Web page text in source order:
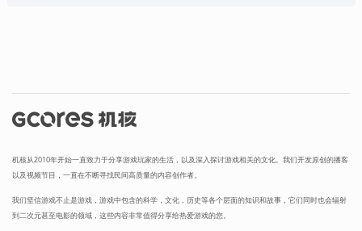
机核从2010年开始一直致力于分享游戏玩家的生活，以及深入探讨游戏相关的文化。我们开发原创的播客
以及视频节目，一直在不断寻找民间高质量的内容创作者。
我们坚信游戏不止是游戏，游戏中包含的科学，文化，历史等各个层面的知识和故事，它们同时也会辐射
到二次元甚至电影的领域，这些内容非常值得分享给热爱游戏的您。